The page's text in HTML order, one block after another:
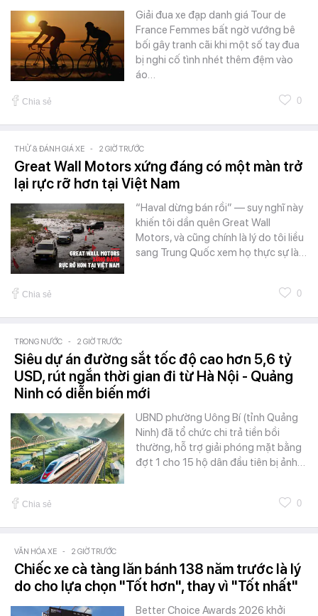
Giải đua xe đạp danh giá Tour de
France Femmes bất ngờ vướng bê
bối gây tranh cãi khi một số tay đua
bị nghi cố tình nhét thêm đệm vào
áo…
Chia sẻ 0
THỬ & ĐÁNH GIÁ XE - 2 GIỜ TRƯỚC
Great Wall Motors xứng đáng có một màn trở
lại rực rỡ hơn tại Việt Nam
“Haval dừng bán rồi” — suy nghĩ này
khiến tôi dần quên Great Wall
Motors, và cũng chính là lý do tôi liều
sang Trung Quốc xem họ thực sự là…
Chia sẻ 0
TRONG NƯỚC - 2 GIỜ TRƯỚC
Siêu dự án đường sắt tốc độ cao hơn 5,6 tỷ
USD, rút ngắn thời gian đi từ Hà Nội - Quảng
Ninh có diễn biến mới
UBND phường Uông Bí (tỉnh Quảng
Ninh) đã tổ chức chi trả tiền bồi
thường, hỗ trợ giải phóng mặt bằng
đợt 1 cho 15 hộ dân đầu tiên bị ảnh…
Chia sẻ 0
VĂN HÓA XE - 2 GIỜ TRƯỚC
Chiếc xe cà tàng lăn bánh 138 năm trước là lý
do cho lựa chọn "Tốt hơn", thay vì "Tốt nhất"
Better Choice Awards 2026 khởi